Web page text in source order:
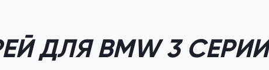
ДЛЯ BMW 3 СЕРИИ